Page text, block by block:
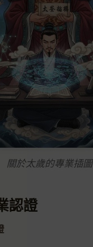
關於太歲的專業插圖
認證